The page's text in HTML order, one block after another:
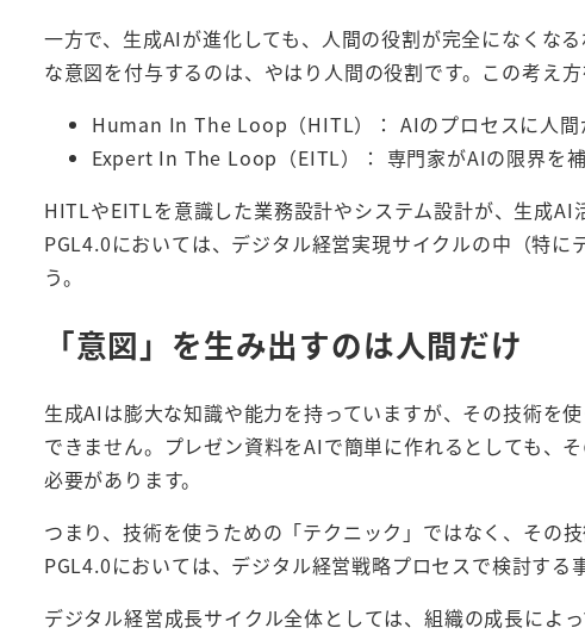
一方で、生成AIが進化しても、人間の役割が完全になくな
な意図を付与するのは、やはり人間の役割です。この考え
Human In The Loop（HITL）： AIのプロセスに人間
Expert In The Loop（EITL）： 専門家がAIの限界を補
HITLやEITLを意識した業務設計やシステム設計が、生成AI
PGL4.0においては、デジタル経営実現サイクルの中（特
う。
「意図」を生み出すのは人間だけ
生成AIは膨大な知識や能力を持っていますが、その技術を
できません。プレゼン資料をAIで簡単に作れるとしても、
必要があります。
つまり、技術を使うための「テクニック」ではなく、その
PGL4.0においては、デジタル経営戦略プロセスで検討する
デジタル経営成長サイクル全体としては、組織の成長によ